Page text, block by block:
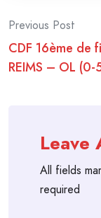
Post
Previous Post
CDF 16ème de
REIMS – OL (0-
Leave
All fields
required